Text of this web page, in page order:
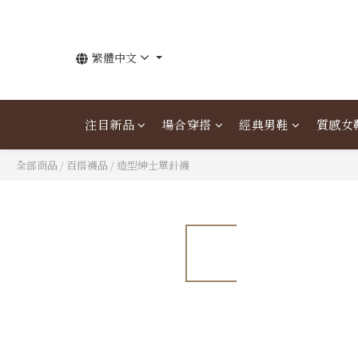
注目新品 場合穿搭 經典男鞋 質感女
繁體中文
全部商品 / 百搭襪品 / 造型紳士單針襪